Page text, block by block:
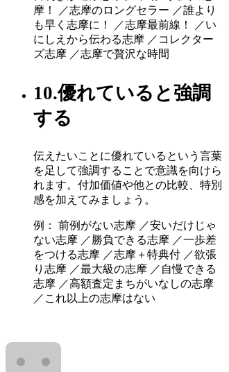
摩！ ／志摩のロングセラー ／誰より
も早く志摩に！ ／志摩最前線！ ／い
にしえから伝わる志摩 ／コレクター
ズ志摩 ／志摩で贅沢な時間
10.優れていると強調
する
伝えたいことに優れているという言葉
を足して強調することで意識を向けら
れます。付加価値や他との比較、特別
感を加えてみましょう。
例： 前例がない志摩 ／安いだけじゃ
ない志摩 ／勝負できる志摩 ／一歩差
をつける志摩 ／志摩＋特典付 ／欲張
り志摩 ／最大級の志摩 ／自慢できる
志摩 ／高額査定まちがいなしの志摩
／これ以上の志摩はない